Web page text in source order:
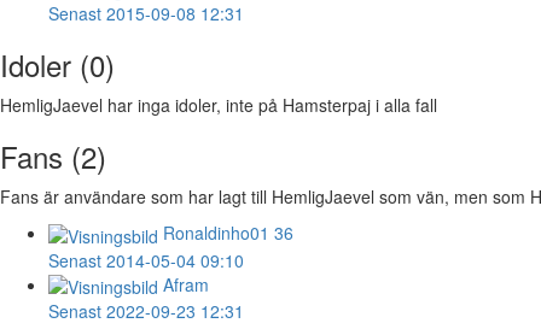
Senast 2015-09-08 12:31
Idoler (0)
HemligJaevel har inga idoler, inte på Hamsterpaj i alla fall
Fans (2)
Fans är användare som har lagt till HemligJaevel som vän, men som
Ronaldinho01 36
Senast 2014-05-04 09:10
Afram
Senast 2022-09-23 12:31